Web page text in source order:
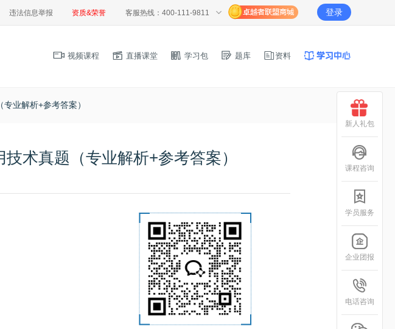
违法信息举报 资质&荣誉 客服热线：400-111-9811 登录
视频课程 直播课堂 学习包 题库 资料
业解析+参考答案）
术真题（专业解析+参考答案）
新人礼包
课程咨询
学员服务
企业团报
电话咨询